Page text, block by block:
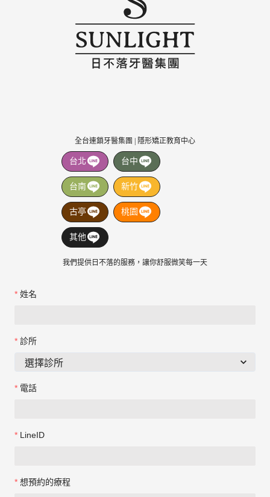
全台連鎖牙醫集團 | 隱形矯正教育中心
台北 台中
台南 新竹
古亭 桃園
其他
我們提供日不落的服務，讓你舒服微笑每一天
姓名
診所
電話
LineID
想預約的療程